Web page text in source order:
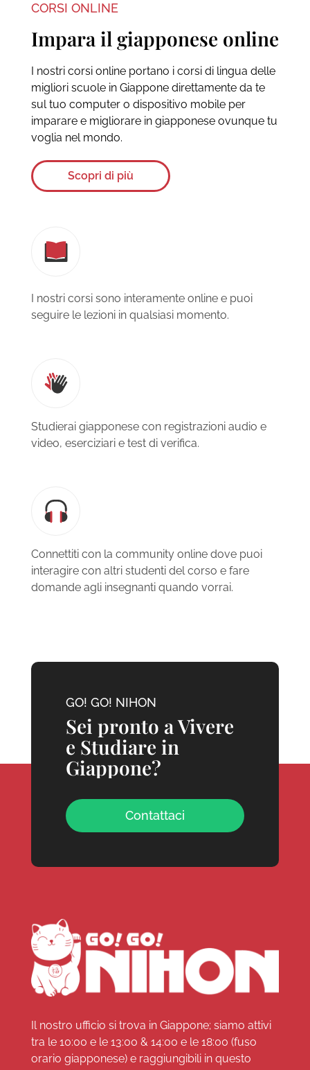
CORSI ONLINE
Impara il giapponese online
I nostri corsi online portano i corsi di lingua delle
migliori scuole in Giappone direttamente da te
sul tuo computer o dispositivo mobile per
imparare e migliorare in giapponese ovunque tu
voglia nel mondo.
Scopri di più
I nostri corsi sono interamente online e puoi
seguire le lezioni in qualsiasi momento.
Studierai giapponese con registrazioni audio e
video, eserciziari e test di verifica.
Connettiti con la community online dove puoi
interagire con altri studenti del corso e fare
domande agli insegnanti quando vorrai.
GO! GO! NIHON
Sei pronto a Vivere
e Studiare in
Giappone?
Contattaci
Il nostro ufficio si trova in Giappone; siamo attivi
tra le 10:00 e le 13:00 & 14:00 e le 18:00 (fuso
orario giapponese) e raggiungibili in questo